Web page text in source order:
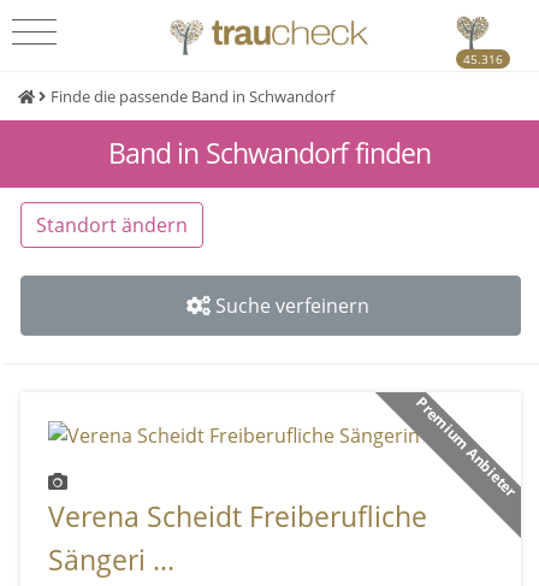
45.316
Finde die passende Band in Schwandorf
Band in Schwandorf finden
Standort ändern
Suche verfeinern
Premium Anbieter
Verena Scheidt Freiberufliche
Sängeri ...